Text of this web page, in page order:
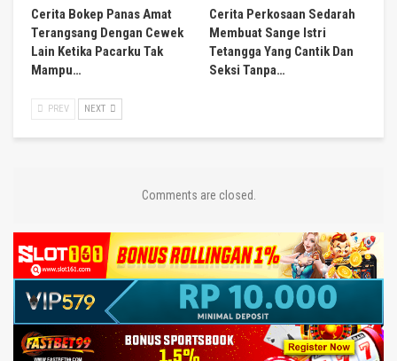
Cerita Bokep Panas Amat
Terangsang Dengan Cewek
Lain Ketika Pacarku Tak
Mampu…
Cerita Perkosaan Sedarah
Membuat Sange Istri
Tetangga Yang Cantik Dan
Seksi Tanpa…
PREV NEXT
Comments are closed.